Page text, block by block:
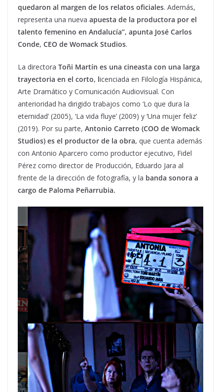
quedaron al margen de los relatos oficiales. Además,
representa una nueva apuesta de la productora por el
talento femenino en Andalucía”, apunta José Carlos
Conde, CEO de Womack Studios.
La directora Toñi Martín es una cineasta con una larga
trayectoria en el corto, licenciada en Filología Hispánica,
Arte Dramático y Comunicación Audiovisual. Con
anterioridad ha dirigido trabajos como ‘Lo que dura la
eternidad’ (2005), ‘La vida fluye’ (2009) y ‘Una mujer feliz’
(2019). Por su parte, Antonio Carreto (COO de Womack
Studios) es el productor de la obra, que cuenta además
con Antonio Aparcero como productor ejecutivo, Fidel
Pérez como director de Producción, Eduardo Jara al
frente de la dirección de fotografía, y la banda sonora a
cargo de Paloma Peñarrubia.